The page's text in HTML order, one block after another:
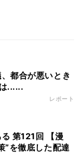
、都合が悪いとき
......
レポート
第121回 【漫
”を徹底した配達